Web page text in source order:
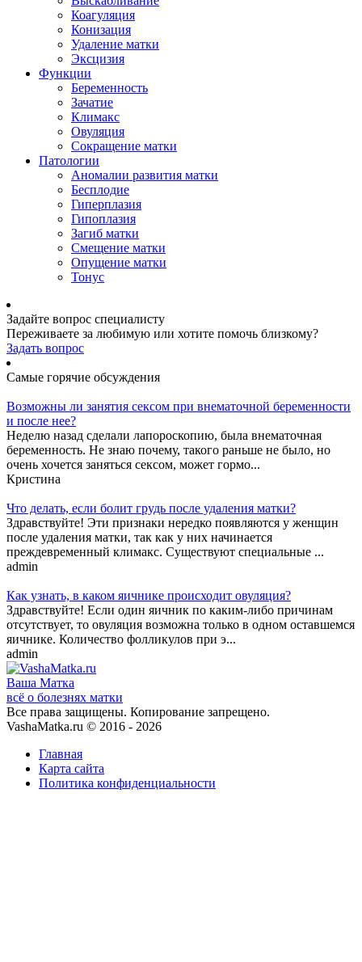
Коагуляция
Конизация
Удаление матки
Эксцизия
Функции
Беременность
Зачатие
Климакс
Овуляция
Сокращение матки
Патологии
Аномалии развития матки
Бесплодие
Гиперплазия
Гипоплазия
Загиб матки
Смещение матки
Опущение матки
Тонус
Задайте вопрос специалисту
Переживаете за любимую или хотите помочь близкому?
Задать вопрос
Самые горячие обсуждения
Возможны ли занятия сексом при внематочной беременности
и после нее?
Неделю назад сделали лапороскопию, была внематочная
беременность. Не знаю почему, такого раньше не было, но
очень хочется заняться сексом, может гормо...
Кристина
Что делать, если болит грудь после удаления матки?
Здравствуйте! Эти признаки нередко появляются у женщин
после удаления матки, так как у них начинается
преждевременный климакс. Существуют специальные ...
admin
Как узнать, в каком яичнике происходит овуляция?
Здравствуйте! Если один яичник по каким-либо причинам
отсутствует, то овуляция возможна только в одном оставшемся
яичнике. Количество фолликулов при э...
admin
Ваша Матка
всё о болезнях матки
Все права защищены. Копирование запрещено.
VashaMatka.ru © 2016 - 2026
Главная
Карта сайта
Политика конфиденциальности